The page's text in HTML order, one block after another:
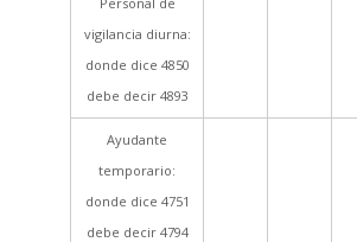
vigilancia diurna:
donde dice 4850
debe decir 4893
Ayudante
temporario:
donde dice 4751
debe decir 4794